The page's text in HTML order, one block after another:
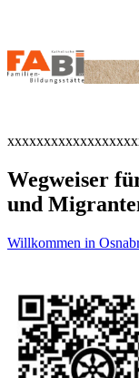
Wegweiser
und
Willkommen in